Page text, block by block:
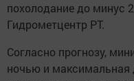
похолодание до минус
Гидрометцентр РТ.
Согласно прогнозу,
ночью и максимальная